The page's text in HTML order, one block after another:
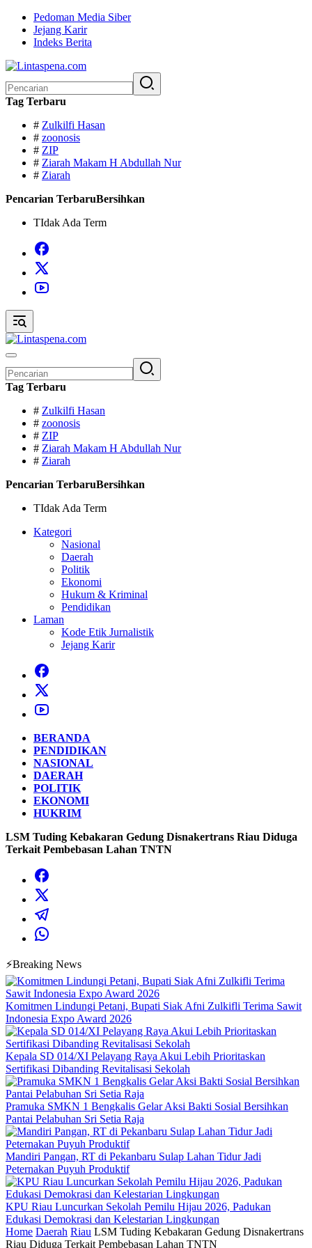
Langsung
konten
Pedoman Media Siber
Jejang Karir
Indeks Berita
untuk:
Tag Terbaru
# Zulkilfi Hasan
# zoonosis
# ZIP
# Ziarah Makam H Abdullah Nur
# Ziarah
Pencarian TerbaruBersihkan
TIdak Ada Term
untuk:
Tag Terbaru
# Zulkilfi Hasan
# zoonosis
# ZIP
# Ziarah Makam H Abdullah Nur
# Ziarah
Pencarian TerbaruBersihkan
TIdak Ada Term
Kategori
Nasional
Daerah
Politik
Ekonomi
Hukum & Kriminal
Pendidikan
Laman
Kode Etik Jurnalistik
Jejang Karir
BERANDA
PENDIDIKAN
NASIONAL
DAERAH
POLITIK
EKONOMI
HUKRIM
LSM Tuding Kebakaran Gedung Disnakertrans Riau Diduga
Terkait Pembebasan Lahan TNTN
⚡Breaking News
Komitmen Lindungi Petani, Bupati Siak Afni Zulkifli Terima Sawit
Indonesia Expo Award 2026
Kepala SD 014/XI Pelayang Raya Akui Lebih Prioritaskan
Sertifikasi Dibanding Revitalisasi Sekolah
Pramuka SMKN 1 Bengkalis Gelar Aksi Bakti Sosial Bersihkan
Pantai Pelabuhan Sri Setia Raja
Mandiri Pangan, RT di Pekanbaru Sulap Lahan Tidur Jadi
Peternakan Puyuh Produktif
KPU Riau Luncurkan Sekolah Pemilu Hijau 2026, Padukan
Edukasi Demokrasi dan Kelestarian Lingkungan
Home Daerah Riau LSM Tuding Kebakaran Gedung Disnakertrans
Riau Diduga Terkait Pembebasan Lahan TNTN